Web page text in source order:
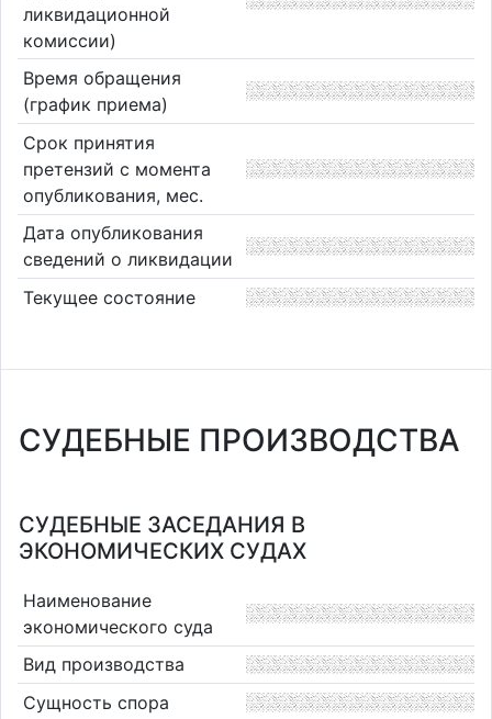
ликвидационной
комиссии)
Время обращения
(график приема)
Срок принятия
претензий с момента
опубликования, мес.
Дата опубликования
сведений о ликвидации
Текущее состояние
СУДЕБНЫЕ ПРОИЗВОДСТВА
СУДЕБНЫЕ ЗАСЕДАНИЯ В
ЭКОНОМИЧЕСКИХ СУДАХ
Наименование
экономического суда
Вид производства
Сущность спора